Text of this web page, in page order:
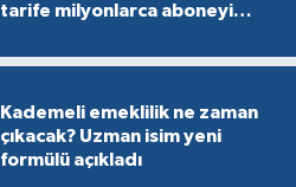
tarife milyonlarca aboneyi
Kademeli emeklilik ne zaman
çıkacak? Uzman isim yeni
formülü açıkladı